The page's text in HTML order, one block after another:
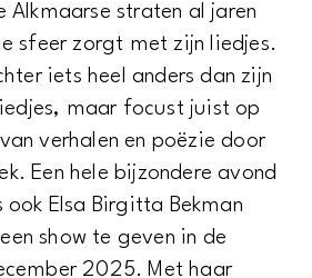
Alkmaarse straten al jaren
sfeer zorgt met zijn liedjes.
iets heel anders dan zijn
maar focust juist op
verhalen en poëzie door
Een hele bijzondere avond
ook Elsa Birgitta Bekman
show te geven in de
2025. Met haar